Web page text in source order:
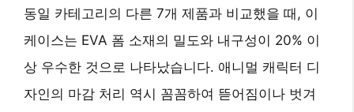
동일 카테고리의 다른 7개 제품과 비교했을 때, 이
케이스는 EVA 폼 소재의 밀도와 내구성이 20% 이
상 우수한 것으로 나타났습니다. 애니멀 캐릭터 디
자인의 마감 처리 역시 꼼꼼하여 뜯어짐이나 벗겨